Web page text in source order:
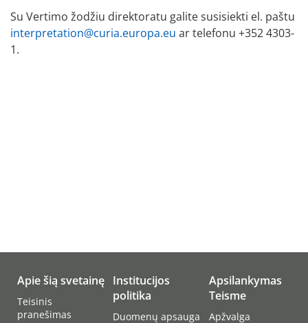
Su Vertimo žodžiu direktoratu galite susisiekti el. paštu
interpretation@curia.europa.eu ar telefonu +352 4303-
1.
Apie šią svetainę
Teisinis
pranešimas
Institucijos
politika
Duomenų apsauga
Apsilankymas
Teisme
Apžvalga